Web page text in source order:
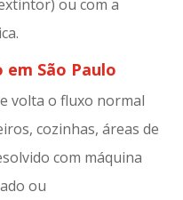
ou com a
São Paulo
volta o fluxo normal
cozinhas, áreas de
com máquina
ou